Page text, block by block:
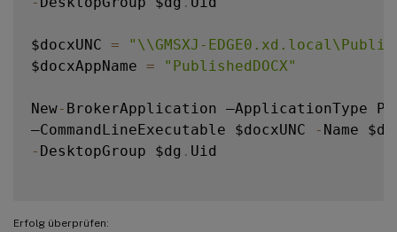
$docxUNC =
"\\GMSXJ-
$docxAppName = "PublishedDOCX"
New- BrokerApplication –ApplicationType
–CommandLineExecutable $docxUNC
-
- DesktopGroup $dg . Uid
Erfolg überprüfen: